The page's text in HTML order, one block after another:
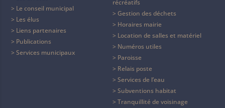
Le conseil municipal
Les élus
Liens partenaires
Publications
Services municipaux
récréatifs
Gestion des déchets
Horaires mairie
Location de salles et matériel
Numéros utiles
Paroisse
Relais poste
Services de l’eau
Subventions habitat
Tranquillité de voisinage